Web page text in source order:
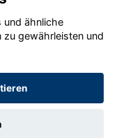
2020 - 2026
und ähnliche
zu gewährleisten und